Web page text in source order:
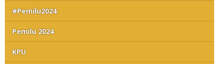
#Pemilu2024
Pemilu 2024
KPU